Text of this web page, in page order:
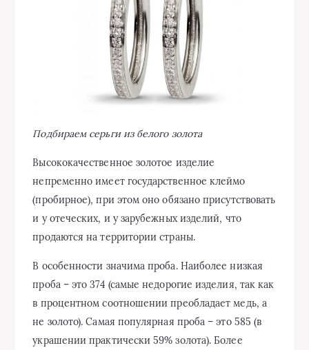
Подбираем серьги из белого золота
Высококачественное золотое изделие
непременно имеет государственное клеймо
(пробирное), при этом оно обязано присутствовать
и у отеческих, и у зарубежных изделий, что
продаются на территории страны.
В особенности значима проба. Наиболее низкая
проба – это 374 (самые недорогие изделия, так как
в процентном соотношении преобладает медь, а
не золото). Самая популярная проба – это 585 (в
украшении практически 59% золота). Более